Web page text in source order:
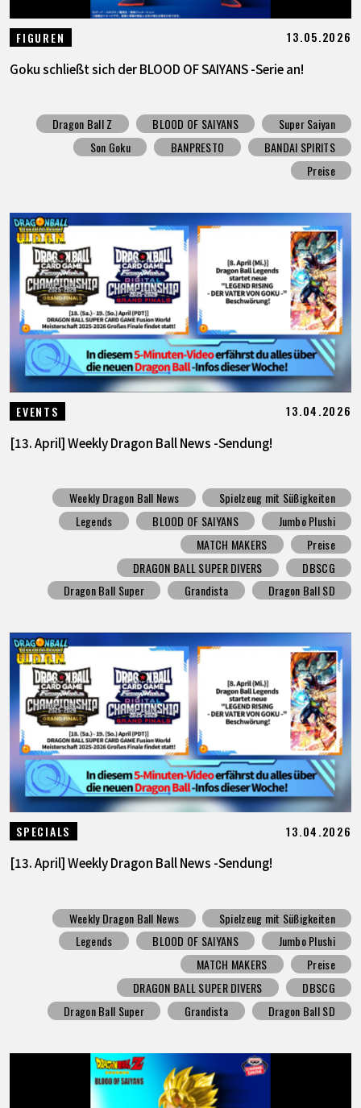
FIGUREN 13.05.2026
Goku schließt sich der BLOOD OF SAIYANS -Serie an!
Dragon Ball Z BLOOD OF SAIYANS
Super Saiyan
Son Goku
BANPRESTO
BANDAI SPIRITS
Preise
EVENTS 13.04.2026
[13. April] Weekly Dragon Ball News -Sendung!
Weekly Dragon Ball News
Spielzeug mit Süßigkeiten
Legends
BLOOD OF SAIYANS
Jumbo Plushi
MATCH MAKERS
Preise
DRAGON BALL SUPER DIVERS
DBSCG
Dragon Ball Super
Grandista Dragon Ball SD
SPECIALS 13.04.2026
[13. April] Weekly Dragon Ball News -Sendung!
Weekly Dragon Ball News
Spielzeug mit Süßigkeiten
Legends
BLOOD OF SAIYANS
Jumbo Plushi
MATCH MAKERS
Preise
DRAGON BALL SUPER DIVERS
DBSCG
Dragon Ball Super
Grandista Dragon Ball SD